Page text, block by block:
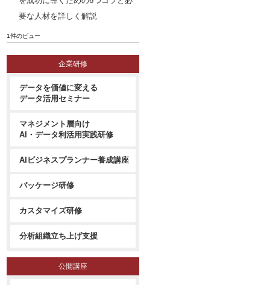
要な人材を詳しく解説
1件のビュー
企業研修
データを価値に変える
データ活用セミナー
マネジメント層向け
AI・データ利活用実践研修
AIビジネスプランナー養成講座
パッケージ研修
カスタマイズ研修
分析組織立ち上げ支援
公開講座